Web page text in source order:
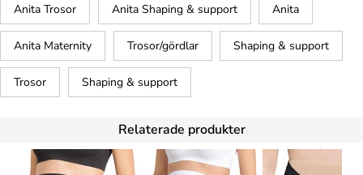
Anita Trosor Anita Shaping & support Anita
Anita Maternity Trosor/gördlar Shaping & support
Trosor Shaping & support
Relaterade produkter